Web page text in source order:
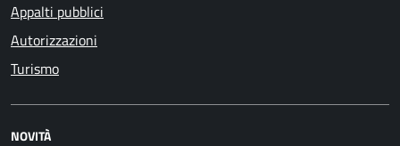
Appalti pubblici
Autorizzazioni
Turismo
NOVITÀ